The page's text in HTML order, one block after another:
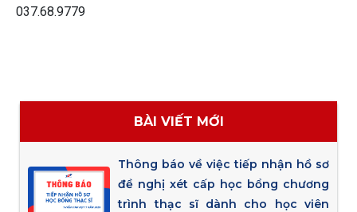
037.68.9779
BÀI VIẾT MỚI
Thông báo về việc tiếp nhận hồ sơ
đề nghị xét cấp học bổng chương
trình thạc sĩ dành cho học viên